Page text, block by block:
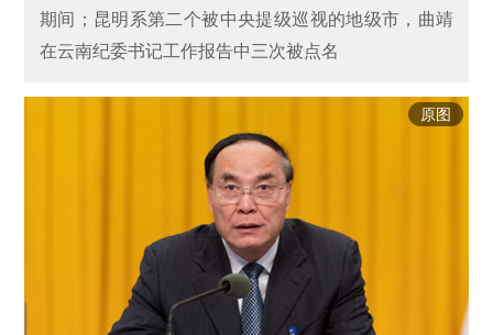
期间；昆明系第二个被中央提级巡视的地级市，曲靖
在云南纪委书记工作报告中三次被点名
原图